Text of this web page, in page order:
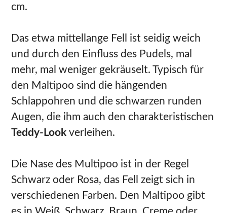
cm.
Das etwa mittellange Fell ist seidig weich
und durch den Einfluss des Pudels, mal
mehr, mal weniger gekräuselt. Typisch für
den Maltipoo sind die hängenden
Schlappohren und die schwarzen runden
Augen, die ihm auch den charakteristischen
Teddy-Look verleihen.
Die Nase des Multipoo ist in der Regel
Schwarz oder Rosa, das Fell zeigt sich in
verschiedenen Farben. Den Maltipoo gibt